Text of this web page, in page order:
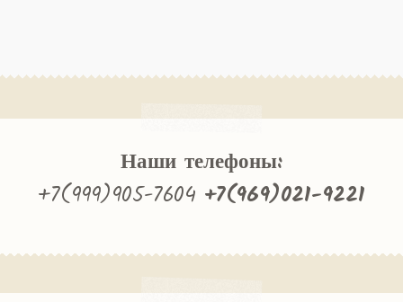
Наши телефоны:
+7(999)905-7604 +7(969)021-9221